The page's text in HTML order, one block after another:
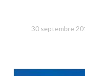
30 septembre